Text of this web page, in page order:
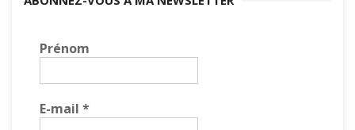
Prénom
E-mail *